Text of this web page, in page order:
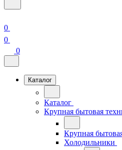
0
0
0
Каталог
Каталог
Крупная бытовая
Крупная
Холодильники